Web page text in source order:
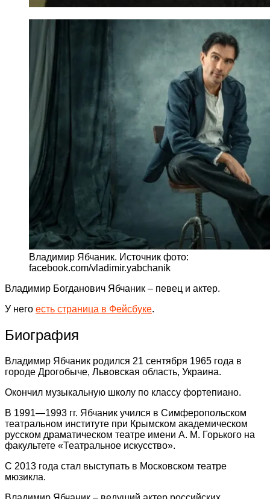
Владимир Ябчаник. Источник фото:
facebook.com/vladimir.yabchanik
Владимир Богданович Ябчаник – певец и актер.
У него есть страница в Фейсбуке.
Биография
Владимир Ябчаник родился 21 сентября 1965 года в
городе Дрогобыче, Львовская область, Украина.
Окончил музыкальную школу по классу фортепиано.
В 1991—1993 гг. Ябчаник учился в Симферопольском
театральном институте при Крымском академическом
русском драматическом театре имени А. М. Горького на
факультете «Театральное искусство».
С 2013 года стал выступать в Московском театре
мюзикла.